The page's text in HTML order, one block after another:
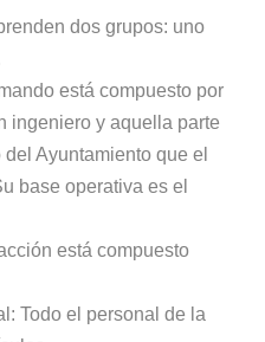
dos grupos: uno
está compuesto por
ingeniero y aquella parte
Ayuntamiento que el
base operativa es el
está compuesto
Todo el personal de la